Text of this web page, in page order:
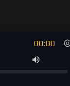
00:00